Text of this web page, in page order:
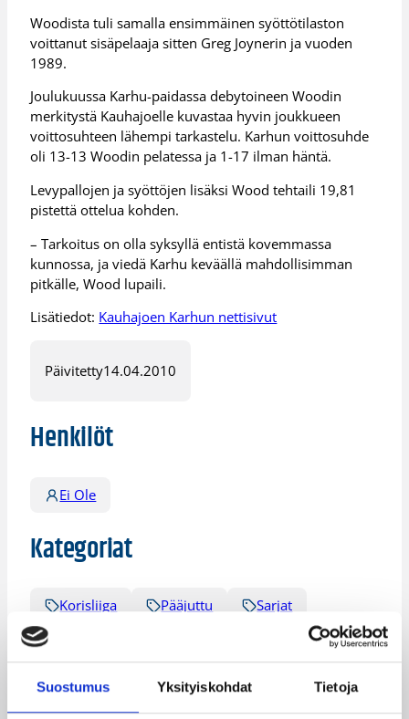
Suostumus Yksityiskohdat Tietoja
Woodista tuli samalla ensimmäinen syöttötilaston
voittanut sisäpelaaja sitten Greg Joynerin ja vuoden
1989.
Joulukuussa Karhu-paidassa debytoineen Woodin
merkitystä Kauhajoelle kuvastaa hyvin joukkueen
voittosuhteen lähempi tarkastelu. Karhun voittosuhde
oli 13-13 Woodin pelatessa ja 1-17 ilman häntä.
Levypallojen ja syöttöjen lisäksi Wood tehtaili 19,81
pistettä ottelua kohden.
– Tarkoitus on olla syksyllä entistä kovemmassa
kunnossa, ja viedä Karhu keväällä mahdollisimman
pitkälle, Wood lupaili.
Lisätiedot: Kauhajoen Karhun nettisivut
Päivitetty14.04.2010
Henkilöt
Ei Ole
Kategoriat
Korisliiga Pääjuttu Sarjat